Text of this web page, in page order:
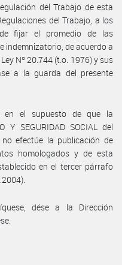
del Trabajo de esta
del Trabajo, a los
fijar el promedio de las
indemnizatorio, de acuerdo a
Nº 20.744 (t.o. 1976) y sus
a la guarda del presente
en el supuesto de que la
Y SEGURIDAD SOCIAL del
no efectúe la publicación de
homologados y de esta
en el tercer párrafo
dése a la Dirección